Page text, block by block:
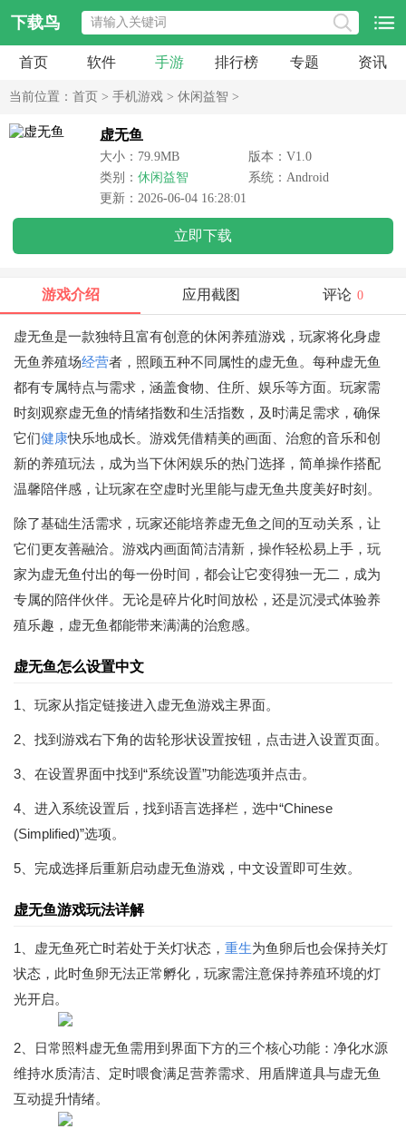
下载鸟
首页 软件 手游 排行榜 专题 资讯
当前位置： 首页 > 手机游戏 > 休闲益智 >
虚无鱼
大小：79.9MB
版本：V1.0
类别： 休闲益智
系统：Android
更新：2026-06-04 16:28:01
立即下载
游戏介绍 应用截图 评论 0
虚无鱼是一款独特且富有创意的休闲养殖游戏，玩家将化身虚
无鱼养殖场经营者，照顾五种不同属性的虚无鱼。每种虚无鱼
都有专属特点与需求，涵盖食物、住所、娱乐等方面。玩家需
时刻观察虚无鱼的情绪指数和生活指数，及时满足需求，确保
它们健康快乐地成长。游戏凭借精美的画面、治愈的音乐和创
新的养殖玩法，成为当下休闲娱乐的热门选择，简单操作搭配
温馨陪伴感，让玩家在空虚时光里能与虚无鱼共度美好时刻。
除了基础生活需求，玩家还能培养虚无鱼之间的互动关系，让
它们更友善融洽。游戏内画面简洁清新，操作轻松易上手，玩
家为虚无鱼付出的每一份时间，都会让它变得独一无二，成为
专属的陪伴伙伴。无论是碎片化时间放松，还是沉浸式体验养
殖乐趣，虚无鱼都能带来满满的治愈感。
虚无鱼怎么设置中文
1、玩家从指定链接进入虚无鱼游戏主界面。
2、找到游戏右下角的齿轮形状设置按钮，点击进入设置页面。
3、在设置界面中找到“系统设置”功能选项并点击。
4、进入系统设置后，找到语言选择栏，选中“Chinese
(Simplified)”选项。
5、完成选择后重新启动虚无鱼游戏，中文设置即可生效。
虚无鱼游戏玩法详解
1、虚无鱼死亡时若处于关灯状态， 重生为鱼卵后也会保持关灯
状态，此时鱼卵无法正常孵化，玩家需注意保持养殖环境的灯
光开启。
2、日常照料虚无鱼需用到界面下方的三个核心功能：净化水源
维持水质清洁、定时喂食满足营养需求、用盾牌道具与虚无鱼
互动提升情绪。